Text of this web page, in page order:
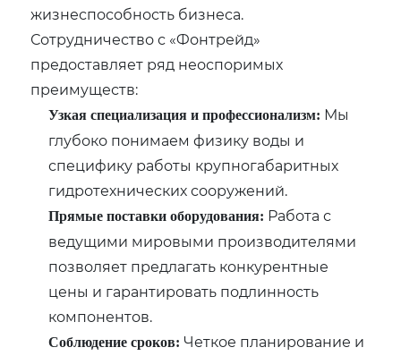
жизнеспособность бизнеса.
Сотрудничество с «Фонтрейд»
предоставляет ряд неоспоримых
преимуществ:
Узкая специализация и профессионализм: Мы
глубоко понимаем физику воды и
специфику работы крупногабаритных
гидротехнических сооружений.
Прямые поставки оборудования: Работа с
ведущими мировыми производителями
позволяет предлагать конкурентные
цены и гарантировать подлинность
компонентов.
Соблюдение сроков: Четкое планирование и